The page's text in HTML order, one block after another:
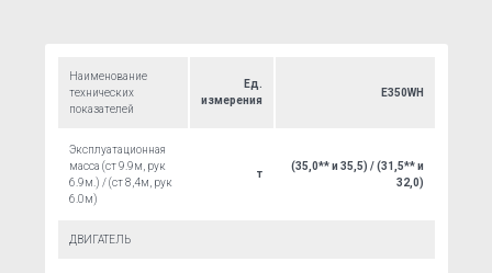
Наименование
технических
показателей
Ед.
измерения
E350WH
Эксплуатационная
масса (ст 9.9м, рук
6.9м.) / (ст 8,4м, рук
6.0м)
т
(35,0** и 35,5) / (31,5** и
32,0)
ДВИГАТЕЛЬ